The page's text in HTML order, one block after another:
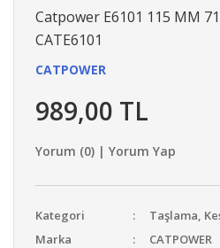
Catpower E6101 115 MM
CATE6101
CATPOWER
989,00 TL
Yorum (0) | Yorum Yap
Kategori
Taşlama,
Marka
CATPOWER